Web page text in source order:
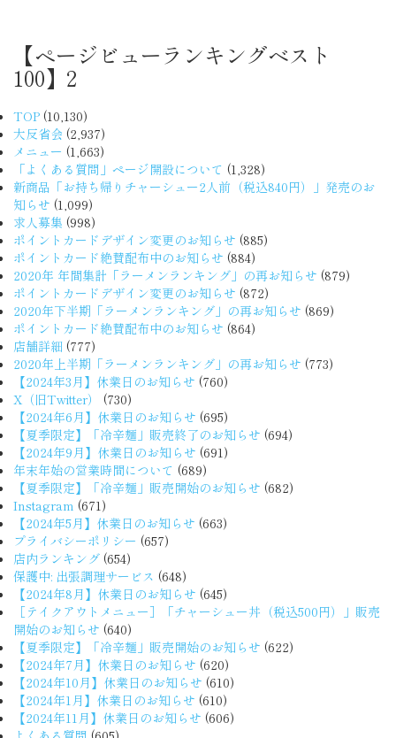
【ページビューランキングベスト
100】2
TOP (10,130)
大反省会 (2,937)
メニュー (1,663)
「よくある質問」ページ開設について (1,328)
新商品「お持ち帰りチャーシュー2人前（税込840円）」発売のお
知らせ (1,099)
求人募集 (998)
ポイントカードデザイン変更のお知らせ (885)
ポイントカード絶賛配布中のお知らせ (884)
2020年 年間集計「ラーメンランキング」の再お知らせ (879)
ポイントカードデザイン変更のお知らせ (872)
2020年下半期「ラーメンランキング」の再お知らせ (869)
ポイントカード絶賛配布中のお知らせ (864)
店舗詳細 (777)
2020年上半期「ラーメンランキング」の再お知らせ (773)
【2024年3月】休業日のお知らせ (760)
X（旧Twitter）
(730)
【2024年6月】休業日のお知らせ (695)
【夏季限定】「冷辛麺」販売終了のお知らせ (694)
【2024年9月】休業日のお知らせ (691)
年末年始の営業時間について (689)
【夏季限定】「冷辛麺」販売開始のお知らせ (682)
Instagram (671)
【2024年5月】休業日のお知らせ (663)
プライバシーポリシー (657)
店内ランキング (654)
保護中: 出張調理サービス (648)
【2024年8月】休業日のお知らせ (645)
［テイクアウトメニュー］「チャーシュー丼（税込500円）」販売
開始のお知らせ (640)
【夏季限定】「冷辛麺」販売開始のお知らせ (622)
【2024年7月】休業日のお知らせ (620)
【2024年10月】休業日のお知らせ (610)
【2024年1月】休業日のお知らせ (610)
【2024年11月】休業日のお知らせ (606)